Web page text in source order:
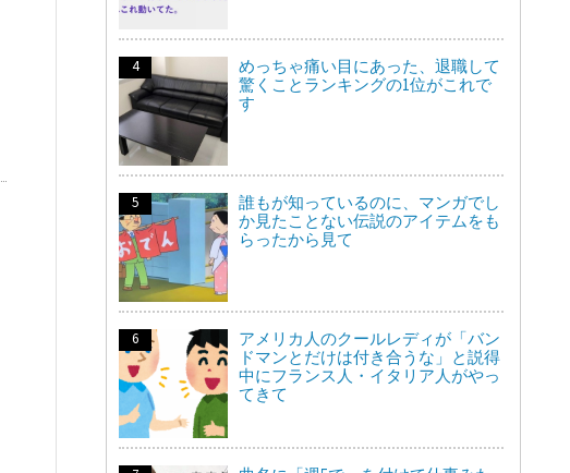
めっちゃ痛い目にあった、退職して
驚くことランキングの1位がこれで
す
誰もが知っているのに、マンガでし
か見たことない伝説のアイテムをも
らったから見て
アメリカ人のクールレディが「バン
ドマンとだけは付き合うな」と説得
中にフランス人・イタリア人がやっ
てきて